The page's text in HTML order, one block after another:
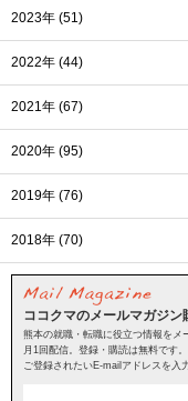
2023年 (51)
2022年 (44)
2021年 (67)
2020年 (95)
2019年 (76)
2018年 (70)
ココクマのメールマガジン
熊本の就職・転職に役立つ情報をメ
月1回配信。登録・購読は無料です。
ご登録されたいE-mailアドレスを入